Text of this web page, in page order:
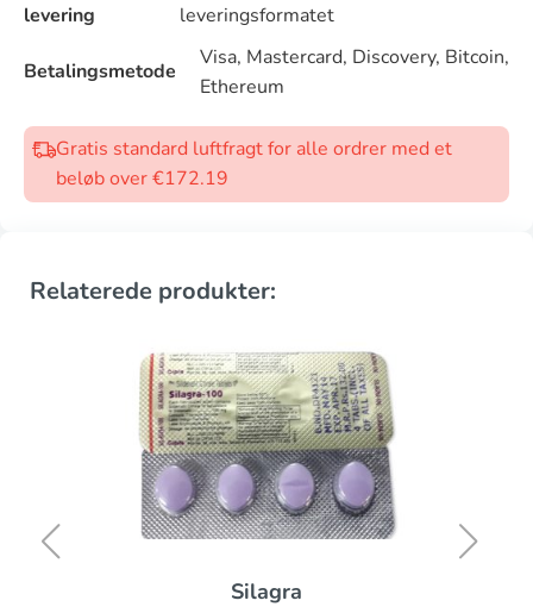
levering
leveringsformatet
Betalingsmetode
Visa, Mastercard, Discovery, Bitcoin,
Ethereum
Gratis standard luftfragt for alle ordrer med et
beløb over €172.19
Relaterede produkter: